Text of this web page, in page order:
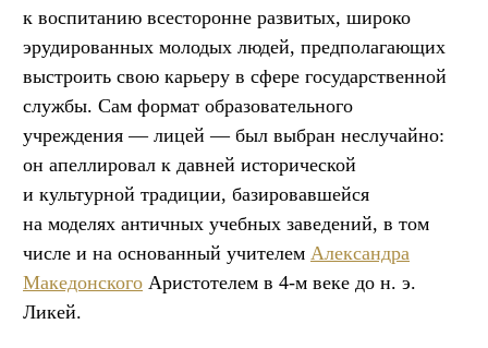
к воспитанию всесторонне развитых, широко
эрудированных молодых людей, предполагающих
выстроить свою карьеру в сфере государственной
службы. Сам формат образовательного
учреждения — лицей — был выбран неслучайно:
он апеллировал к давней исторической
и культурной традиции, базировавшейся
на моделях античных учебных заведений, в том
числе и на основанный учителем Александра
Македонского Аристотелем в 4-м веке до н. э.
Ликей.